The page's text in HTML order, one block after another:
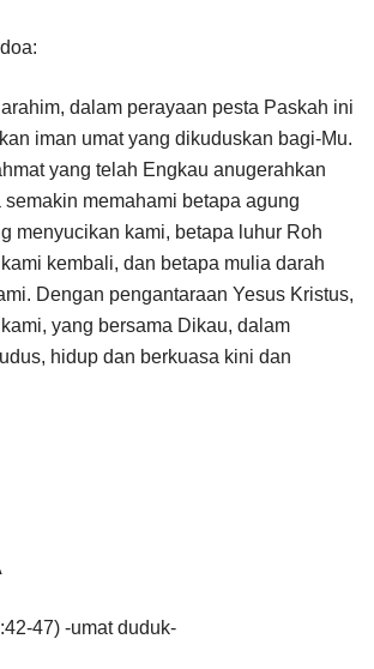
dalam perayaan pesta Paskah ini
iman umat yang dikuduskan bagi-Mu.
yang telah Engkau anugerahkan
memahami betapa agung
menyucikan kami, betapa luhur Roh
kembali, dan betapa mulia darah
Dengan pengantaraan Yesus Kristus,
yang bersama Dikau, dalam
hidup dan berkuasa kini dan
47) -umat duduk-